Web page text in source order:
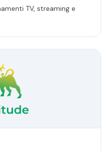
TV, streaming e